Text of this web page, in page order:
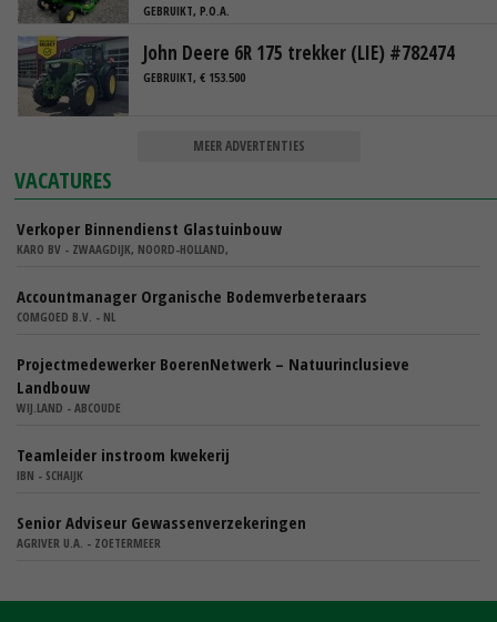
GEBRUIKT, P.O.A.
John Deere 6R 175 trekker (LIE) #782474
GEBRUIKT, € 153.500
MEER ADVERTENTIES
VACATURES
Verkoper Binnendienst Glastuinbouw
KARO BV - ZWAAGDIJK, NOORD-HOLLAND,
Accountmanager Organische Bodemverbeteraars
COMGOED B.V. - NL
Projectmedewerker BoerenNetwerk – Natuurinclusieve
Landbouw
WIJ.LAND - ABCOUDE
Teamleider instroom kwekerij
IBN - SCHAIJK
Senior Adviseur Gewassenverzekeringen
AGRIVER U.A. - ZOETERMEER